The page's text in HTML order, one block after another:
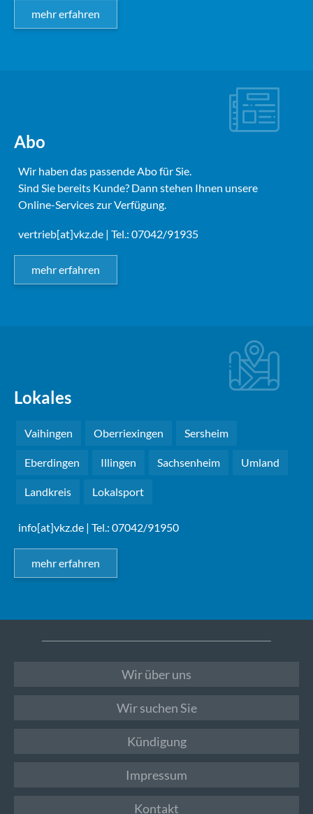
mehr erfahren
Abo
Wir haben das passende Abo für Sie.
Sind Sie bereits Kunde? Dann stehen Ihnen unsere
Online-Services zur Verfügung.
vertrieb[at]vkz.de | Tel.: 07042/91935
mehr erfahren
Lokales
Vaihingen Oberriexingen Sersheim
Eberdingen Illingen Sachsenheim Umland
Landkreis Lokalsport
info[at]vkz.de | Tel.: 07042/91950
mehr erfahren
Wir über uns
Wir suchen Sie
Kündigung
Impressum
Kontakt